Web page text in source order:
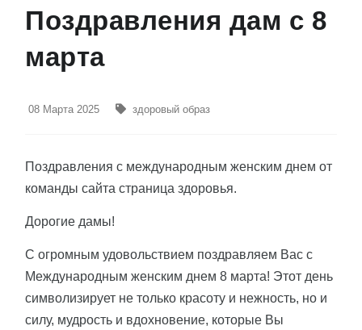
Поздравления дам с 8
марта
08 Марта 2025 здоровый образ
Поздравления с международным женским днем от
команды сайта страница здоровья.
Дорогие дамы!
С огромным удовольствием поздравляем Вас с
Международным женским днем 8 марта! Этот день
символизирует не только красоту и нежность, но и
силу, мудрость и вдохновение, которые Вы